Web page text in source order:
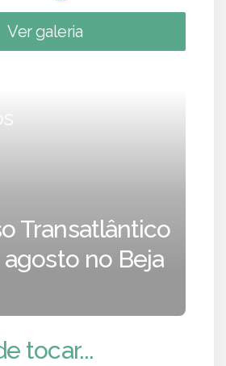
Ver galeria
Transatlântico
agosto no Beja
tocar...